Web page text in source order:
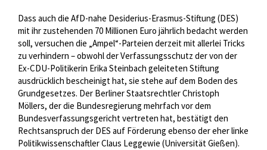
Dass auch die AfD-nahe Desiderius-Erasmus-Stiftung (DES)
mit ihr zustehenden 70 Millionen Euro jährlich bedacht werden
soll, versuchen die „Ampel“-Parteien derzeit mit allerlei Tricks
zu verhindern – obwohl der Verfassungsschutz der von der
Ex-CDU-Politikerin Erika Steinbach geleiteten Stiftung
ausdrücklich bescheinigt hat, sie stehe auf dem Boden des
Grundgesetzes. Der Berliner Staatsrechtler Christoph
Möllers, der die Bundesregierung mehrfach vor dem
Bundesverfassungsgericht vertreten hat, bestätigt den
Rechtsanspruch der DES auf Förderung ebenso der eher linke
Politikwissenschaftler Claus Leggewie (Universität Gießen).